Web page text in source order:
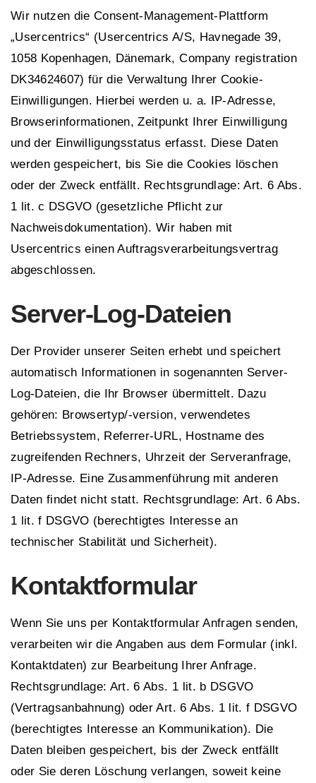
Wir nutzen die Consent-Management-Plattform
„Usercentrics“ (Usercentrics A/S, Havnegade 39,
1058 Kopenhagen, Dänemark, Company registration
DK34624607) für die Verwaltung Ihrer Cookie-
Einwilligungen. Hierbei werden u. a. IP-Adresse,
Browserinformationen, Zeitpunkt Ihrer Einwilligung
und der Einwilligungsstatus erfasst. Diese Daten
werden gespeichert, bis Sie die Cookies löschen
oder der Zweck entfällt. Rechtsgrundlage: Art. 6 Abs.
1 lit. c DSGVO (gesetzliche Pflicht zur
Nachweisdokumentation). Wir haben mit
Usercentrics einen Auftragsverarbeitungsvertrag
abgeschlossen.
Server-Log-Dateien
Der Provider unserer Seiten erhebt und speichert
automatisch Informationen in sogenannten Server-
Log-Dateien, die Ihr Browser übermittelt. Dazu
gehören: Browsertyp/-version, verwendetes
Betriebssystem, Referrer-URL, Hostname des
zugreifenden Rechners, Uhrzeit der Serveranfrage,
IP-Adresse. Eine Zusammenführung mit anderen
Daten findet nicht statt. Rechtsgrundlage: Art. 6 Abs.
1 lit. f DSGVO (berechtigtes Interesse an
technischer Stabilität und Sicherheit).
Kontaktformular
Wenn Sie uns per Kontaktformular Anfragen senden,
verarbeiten wir die Angaben aus dem Formular (inkl.
Kontaktdaten) zur Bearbeitung Ihrer Anfrage.
Rechtsgrundlage: Art. 6 Abs. 1 lit. b DSGVO
(Vertragsanbahnung) oder Art. 6 Abs. 1 lit. f DSGVO
(berechtigtes Interesse an Kommunikation). Die
Daten bleiben gespeichert, bis der Zweck entfällt
oder Sie deren Löschung verlangen, soweit keine